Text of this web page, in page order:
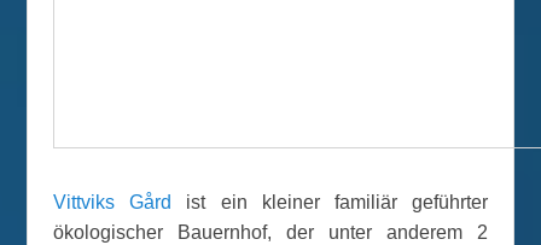
Vittviks Gård
ist ein kleiner familiär geführter
ökologischer Bauernhof, der unter anderem 2